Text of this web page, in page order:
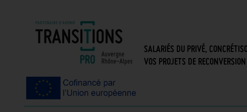
SALARIÉS DU PRIVÉ,
VOS PROJETS DE